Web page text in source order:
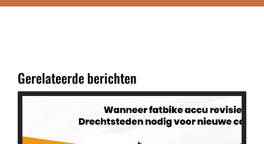
Gerelateerde berichten